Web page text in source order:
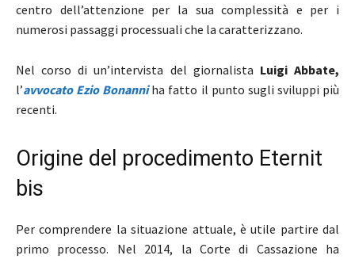
centro dell’attenzione per la sua complessità e per i
numerosi passaggi processuali che la caratterizzano.
Nel corso di un’intervista del giornalista Luigi Abbate,
l’avvocato Ezio Bonanni ha fatto il punto sugli sviluppi più
recenti.
Origine del procedimento Eternit
bis
Per comprendere la situazione attuale, è utile partire dal
primo processo. Nel 2014, la Corte di Cassazione ha